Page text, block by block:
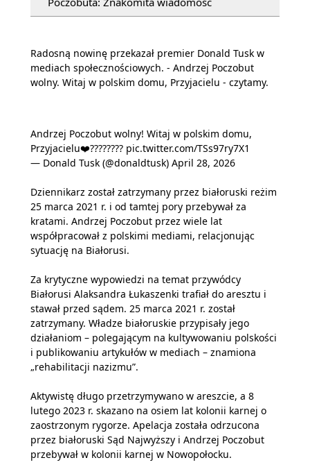
Radosną nowinę przekazał premier Donald Tusk w
mediach społecznościowych. - Andrzej Poczobut
wolny. Witaj w polskim domu, Przyjacielu - czytamy.
Andrzej Poczobut wolny! Witaj w polskim domu,
Przyjacielu❤️???????? pic.twitter.com/TSs97ry7X1
— Donald Tusk (@donaldtusk) April 28, 2026
Dziennikarz został zatrzymany przez białoruski reżim
25 marca 2021 r. i od tamtej pory przebywał za
kratami. Andrzej Poczobut przez wiele lat
współpracował z polskimi mediami, relacjonując
sytuację na Białorusi.
Za krytyczne wypowiedzi na temat przywódcy
Białorusi Alaksandra Łukaszenki trafiał do aresztu i
stawał przed sądem. 25 marca 2021 r. został
zatrzymany. Władze białoruskie przypisały jego
działaniom – polegającym na kultywowaniu polskości
i publikowaniu artykułów w mediach – znamiona
„rehabilitacji nazizmu”.
Aktywistę długo przetrzymywano w areszcie, a 8
lutego 2023 r. skazano na osiem lat kolonii karnej o
zaostrzonym rygorze. Apelacja została odrzucona
przez białoruski Sąd Najwyższy i Andrzej Poczobut
przebywał w kolonii karnej w Nowopołocku.